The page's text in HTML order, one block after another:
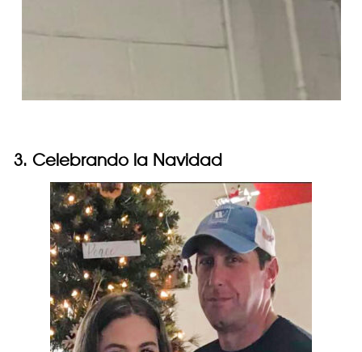
3. Celebrando la Navidad